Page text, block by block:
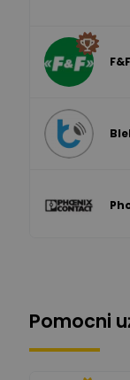
F&F
Pomocni